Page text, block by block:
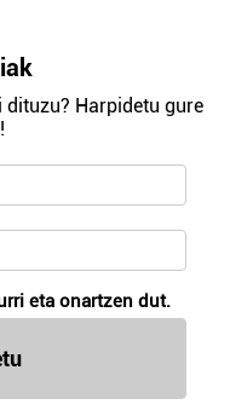
Harpidetu gure
eta onartzen dut.